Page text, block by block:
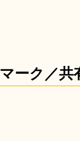
ーク／共